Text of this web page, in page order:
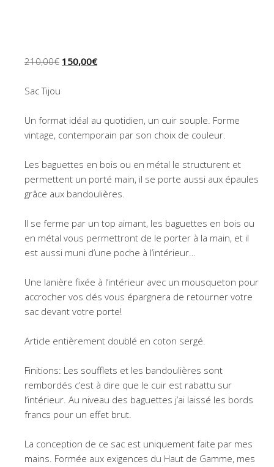
210,00€ Le
210,00€.
150,00€Le
150,00€.
Sac Tijou
Un format idéal au quotidien, un cuir souple. Forme
vintage, contemporain par son choix de couleur.
Les baguettes en bois ou en métal le structurent et
permettent un porté main, il se porte aussi aux épaules
grâce aux bandoulières.
Il se ferme par un top aimant, les baguettes en bois ou
en métal vous permettront de le porter à la main, et il
est aussi muni d’une poche à l’intérieur…
Une lanière fixée à l’intérieur avec un mousqueton pour
accrocher vos clés vous épargnera de retourner votre
sac devant votre porte!
Article entièrement doublé en coton sergé.
Finitions: Les soufflets et les bandoulières sont
rembordés c’est à dire que le cuir est rabattu sur
l’intérieur. Au niveau des baguettes j’ai laissé les bords
francs pour un effet brut.
La conception de ce sac est uniquement faite par mes
mains. Formée aux exigences du Haut de Gamme, mes